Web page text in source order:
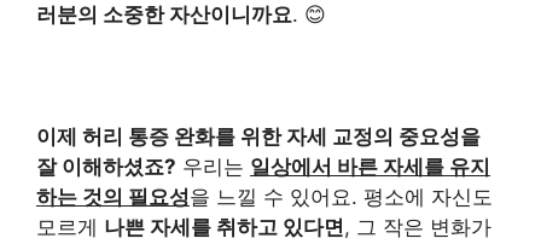
러분의 소중한 자산이니까요. 😊
이제 허리 통증 완화를 위한 자세 교정의 중요성을
잘 이해하셨죠? 우리는 일상에서 바른 자세를 유지
하는 것의 필요성을 느낄 수 있어요. 평소에 자신도
모르게 나쁜 자세를 취하고 있다면, 그 작은 변화가